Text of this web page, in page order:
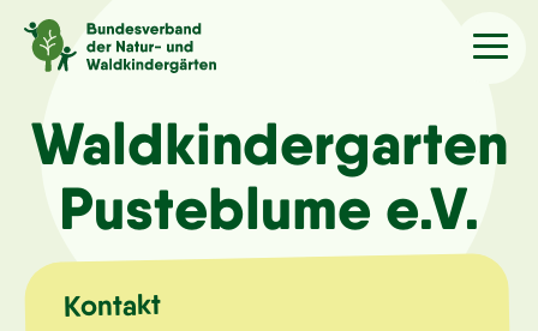
Sprache/Language
Aktuelles
Über uns
Waldkindergarten
Pusteblume e.V.
Kontakt